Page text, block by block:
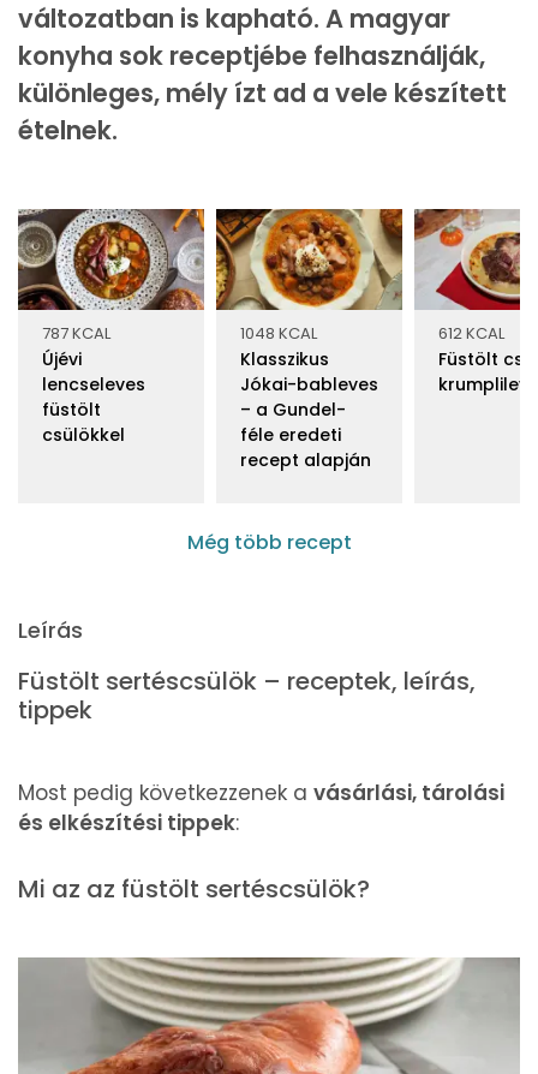
változatban is kapható. A magyar
konyha sok receptjébe felhasználják,
különleges, mély ízt ad a vele készített
ételnek.
787 KCAL
Újévi
lencseleves
füstölt
csülökkel
1048 KCAL
Klasszikus
Jókai-bableves
– a Gundel-
féle eredeti
recept alapján
612 KCAL
Füstölt
Még több recept
Leírás
Füstölt sertéscsülök – receptek, leírás,
tippek
Most pedig következzenek a vásárlási, tárolási
és elkészítési tippek:
Mi az az füstölt sertéscsülök?